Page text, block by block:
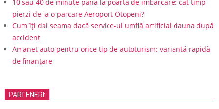
10 sau 40 de minute până la poarta de îmbarcare: cât timp
pierzi de la o parcare Aeroport Otopeni?
Cum îți dai seama dacă service-ul umflă artificial dauna după
accident
Amanet auto pentru orice tip de autoturism: variantă rapidă
de finanțare
PARTENERI: